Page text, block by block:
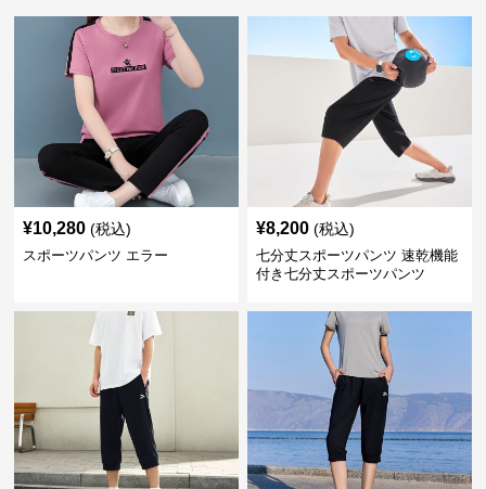
¥10,280 (税込)
スポーツパンツ エラー
¥8,200 (税込)
七分丈スポーツパンツ 速乾機能
付き七分丈スポーツパンツ